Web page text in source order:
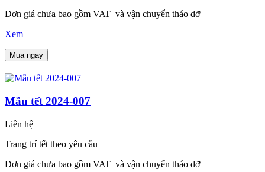
Đơn giá chưa bao gồm VAT và vận chuyển tháo dỡ
Xem
Mua ngay
Mẫu tết 2024-007
Liên hệ
Trang trí tết theo yêu cầu
Đơn giá chưa bao gồm VAT và vận chuyển tháo dỡ